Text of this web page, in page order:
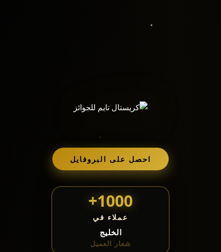
احصل على البروفايل
1000+
عملاء في
الخليج
شعار العميل